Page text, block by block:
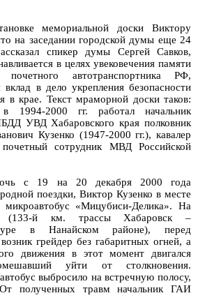
мемориальной доски Виктору
на заседании городской думы еще 24
спикер думы Сергей Савков,
в целях увековечения памяти
почетного автотранспортника РФ,
в дело укрепления безопасности
в крае. Текст мраморной доски таков:
1994-2000 гг. работал начальник
УВД Хабаровского края полковник
Кузенко (1947-2000 гг.), кавалер
сотрудник МВД Российской
с 19 на 20 декабря 2000 года
поездки, Виктор Кузенко в месте
«Мицубиси-Делика». На
(133-й км. трассы Хабаровск –
в Нанайском районе), перед
грейдер без габаритных огней, а
движения в этот момент двигался
уйти от столкновения.
выбросило на встречную полосу,
полученных травм начальник ГАИ